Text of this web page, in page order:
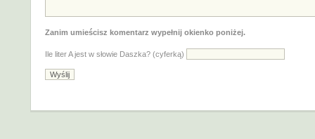
Zanim umieścisz komentarz wypełnij okienko poniżej.
Ile liter A jest w słowie Daszka? (cyferką)